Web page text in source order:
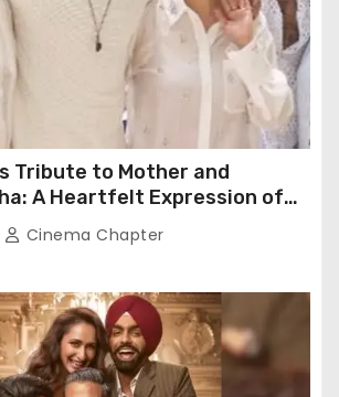
Tribute to Mother and
A Heartfelt Expression of
Cinema Chapter